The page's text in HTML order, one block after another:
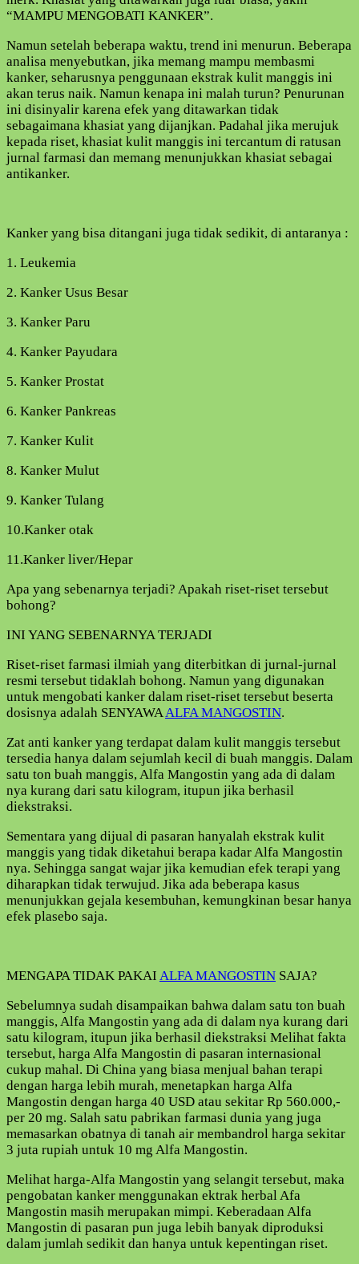
SOLUSI
!
ALPHA
MANGOSTIN
OBAT
ALAMI
KANKER
YANG
MURAH
“MAMPU MENGOBATI KANKER”.
Namun setelah beberapa waktu, trend ini menurun. Beberapa
analisa menyebutkan, jika memang mampu membasmi
kanker, seharusnya penggunaan ekstrak kulit manggis ini
akan terus naik. Namun kenapa ini malah turun? Penurunan
ini disinyalir karena efek yang ditawarkan tidak
sebagaimana khasiat yang dijanjkan. Padahal jika merujuk
kepada riset, khasiat kulit manggis ini tercantum di ratusan
jurnal farmasi dan memang menunjukkan khasiat sebagai
antikanker.
Kanker yang bisa ditangani juga tidak sedikit, di antaranya :
1. Leukemia
2. Kanker Usus Besar
3. Kanker Paru
4. Kanker Payudara
5. Kanker Prostat
6. Kanker Pankreas
7. Kanker Kulit
8. Kanker Mulut
9. Kanker Tulang
10.Kanker otak
11.Kanker liver/Hepar
Apa yang sebenarnya terjadi? Apakah riset-riset tersebut
bohong?
INI YANG SEBENARNYA TERJADI
Riset-riset farmasi ilmiah yang diterbitkan di jurnal-jurnal
resmi tersebut tidaklah bohong. Namun yang digunakan
untuk mengobati kanker dalam riset-riset tersebut beserta
dosisnya adalah SENYAWAALFA MANGOSTIN.
Zat anti kanker yang terdapat dalam kulit manggis tersebut
tersedia hanya dalam sejumlah kecil di buah manggis. Dalam
satu ton buah manggis, Alfa Mangostin yang ada di dalam
nya kurang dari satu kilogram, itupun jika berhasil
diekstraksi.
Sementara yang dijual di pasaran hanyalah ekstrak kulit
manggis yang tidak diketahui berapa kadar Alfa Mangostin
nya. Sehingga sangat wajar jika kemudian efek terapi yang
diharapkan tidak terwujud. Jika ada beberapa kasus
menunjukkan gejala kesembuhan, kemungkinan besar hanya
efek plasebo saja.
MENGAPA TIDAK PAKAI ALFA MANGOSTIN SAJA?
Sebelumnya sudah disampaikan bahwa dalam satu ton buah
manggis, Alfa Mangostin yang ada di dalam nya kurang dari
satu kilogram, itupun jika berhasil diekstraksi Melihat fakta
tersebut, harga Alfa Mangostin di pasaran internasional
cukup mahal. Di China yang biasa menjual bahan terapi
dengan harga lebih murah, menetapkan harga Alfa
Mangostin dengan harga 40 USD atau sekitar Rp 560.000,-
per 20 mg. Salah satu pabrikan farmasi dunia yang juga
memasarkan obatnya di tanah air membandrol harga sekitar
3 juta rupiah untuk 10 mg Alfa Mangostin.
Melihat harga-Alfa Mangostin yang selangit tersebut, maka
pengobatan kanker menggunakan ektrak herbal Afa
Mangostin masih merupakan mimpi. Keberadaan Alfa
Mangostin di pasaran pun juga lebih banyak diproduksi
dalam jumlah sedikit dan hanya untuk kepentingan riset.